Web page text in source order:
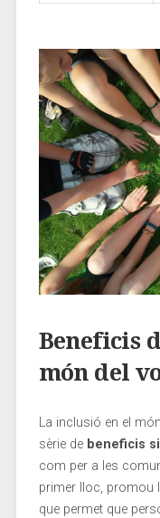
Beneficis
món del
La inclusió en el
sèrie de beneficis
⁤com per a⁤ les
primer lloc, promou
que permet que